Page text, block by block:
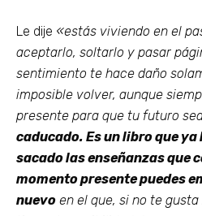
Le dije «estás viviendo en el
aceptarlo, soltarlo y pasar
sentimiento te hace daño
imposible volver, aunque
presente para que tu futuro
caducado. Es un libro que ya
sacado las enseñanzas que
momento presente puedes
nuevo en el que, si no te